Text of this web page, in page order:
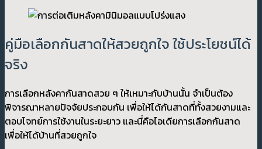
คู่มือเลือกกันสาดให้สวยถูกใจ ใช้ประโยชน์ได้
จริง
การเลือกหลังคากันสาดสวย ๆ ให้เหมาะกับบ้านนั้น จำเป็นต้อง
พิจารณาหลายปัจจัยประกอบกัน เพื่อให้ได้กันสาดที่ทั้งสวยงามและ
ตอบโจทย์การใช้งานในระยะยาว และนี่คือไอเดียการเลือกกันสาด
เพื่อให้ได้บ้านที่สวยถูกใจ